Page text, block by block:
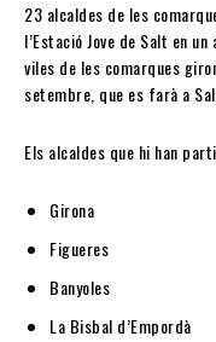
23 alcaldes de les
l’Estació Jove de Salt en
viles de les comarques
setembre, que es farà a
Els alcaldes que hi han
Girona
Figueres
Banyoles
La Bisbal d’Empordà